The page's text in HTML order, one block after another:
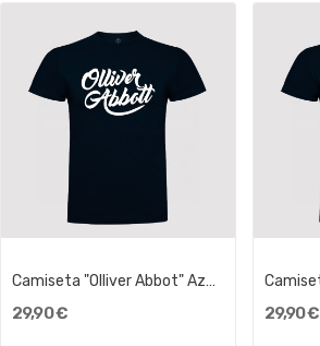
Camiseta "Olliver Abbot" Azul marino Letras...
29,90 € 29,90 €